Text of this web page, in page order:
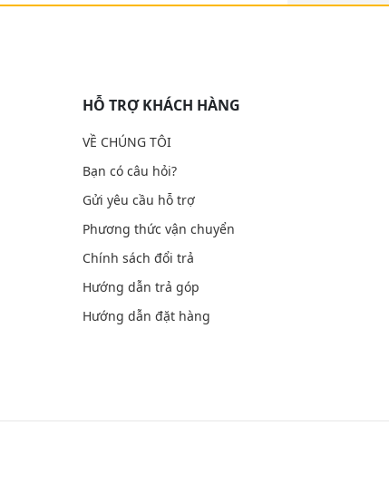
HỖ TRỢ KHÁCH HÀNG
VỀ CHÚNG TÔI
Bạn có câu hỏi?
Gửi yêu cầu hỗ trợ
Phương thức vận chuyển
Chính sách đổi trả
Hướng dẫn trả góp
Hướng dẫn đặt hàng